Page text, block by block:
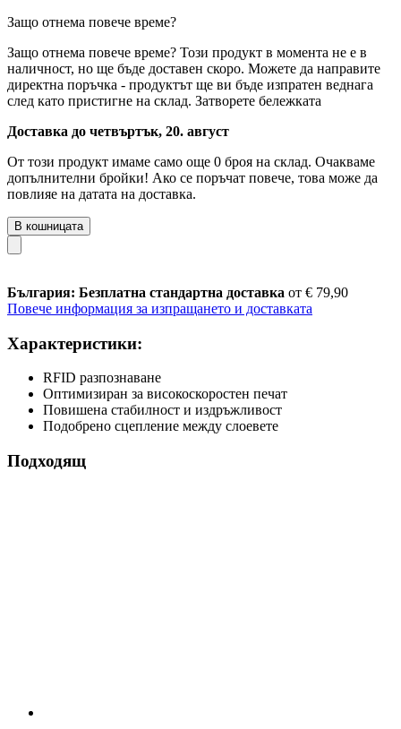
Защо отнема повече време?
Защо отнема повече време? Този продукт в момента не е в
наличност, но ще бъде доставен скоро. Можете да направите
директна поръчка - продуктът ще ви бъде изпратен веднага
след като пристигне на склад. Затворете бележката
Доставка до четвъртък, 20. август
От този продукт имаме само още 0 броя на склад. Очакваме
допълнителни бройки! Ако се поръчат повече, това може да
повлияе на датата на доставка.
В кошницата
България: Безплатна стандартна доставка от € 79,90
Повече информация за изпращането и доставката
Характеристики:
RFID разпознаване
Оптимизиран за високоскоростен печат
Повишена стабилност и издръжливост
Подобрено сцепление между слоевете
Подходящ